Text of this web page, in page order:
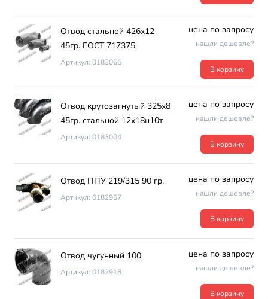
Отвод стальной 426х12
45гр. ГОСТ 717375
Артикул: 0183066
цена по запросу
нашли дешевле?
В корзину
Отвод крутозагнутый 325х8
45гр. стальной 12х18н10т
Артикул: 0183004
цена по запросу
нашли дешевле?
В корзину
Отвод ППУ 219/315 90 гр.
Артикул: 0182957
цена по запросу
нашли дешевле?
В корзину
Отвод чугунный 100
Артикул: 0182918
цена по запросу
нашли дешевле?
В корзину